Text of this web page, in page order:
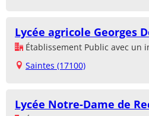
Lycée agricole Georges
Établissement Public avec un
Saintes (17100)
Lycée Notre-Dame de